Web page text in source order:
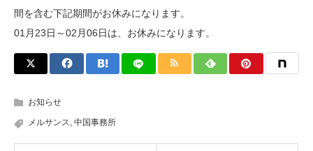
間を含む下記期間がお休みになります。
01月23日～02月06日は、お休みになります。
お知らせ
メルサンス, 中国事務所